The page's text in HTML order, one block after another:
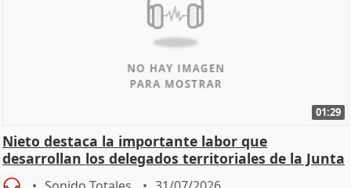
01:29
Nieto destaca la importante labor que
desarrollan los delegados territoriales de la Junta